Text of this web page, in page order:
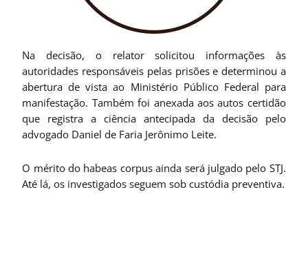
Na decisão, o relator solicitou informações às
autoridades responsáveis pelas prisões e determinou a
abertura de vista ao Ministério Público Federal para
manifestação. Também foi anexada aos autos certidão
que registra a ciência antecipada da decisão pelo
advogado Daniel de Faria Jerônimo Leite.
O mérito do habeas corpus ainda será julgado pelo STJ.
Até lá, os investigados seguem sob custódia preventiva.